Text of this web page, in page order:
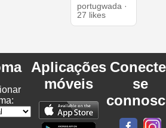
portugwada ·
27 likes
Aplicações
móveis
se